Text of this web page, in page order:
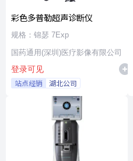
彩色多普勒超声诊断仪
规格：锦瑟 7Exp
国药通用(深圳)医疗影像有限公司
登录可见
站点经销 湖北公司